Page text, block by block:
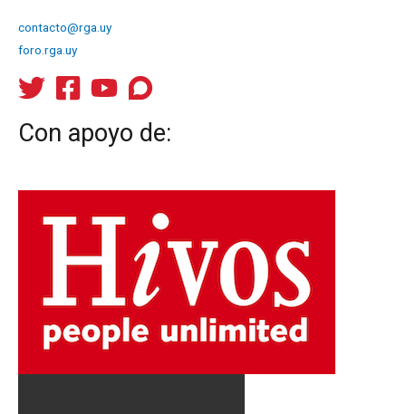
contacto@rga.uy
foro.rga.uy
Con apoyo de: